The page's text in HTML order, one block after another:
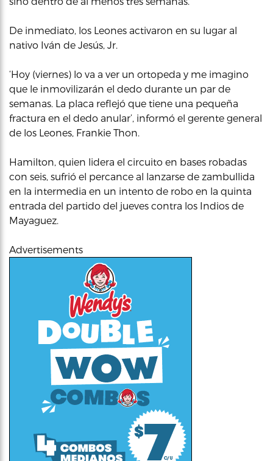
De inmediato, los Leones activaron en su lugar al
nativo Iván de Jesús, Jr.
‘Hoy (viernes) lo va a ver un ortopeda y me imagino
que le inmovilizarán el dedo durante un par de
semanas. La placa reflejó que tiene una pequeña
fractura en el dedo anular’, informó el gerente general
de los Leones, Frankie Thon.
Hamilton, quien lidera el circuito en bases robadas
con seis, sufrió el percance al lanzarse de zambullida
en la intermedia en un intento de robo en la quinta
entrada del partido del jueves contra los Indios de
Mayaguez.
Advertisements